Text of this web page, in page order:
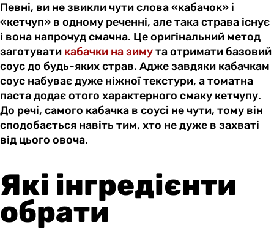
Певні, ви не звикли чути слова «кабачок» і
«кетчуп» в одному реченні, але така страва існує
і вона напрочуд смачна. Це оригінальний метод
заготувати кабачки на зимута отримати базовий
соус до будь-яких страв. Адже завдяки кабачкам
соус набуває дуже ніжної текстури, а томатна
паста додає отого характерного смаку кетчупу.
До речі, самого кабачка в соусі не чути, тому він
сподобається навіть тим, хто не дуже в захваті
від цього овоча.
Які інгредієнти
обрати